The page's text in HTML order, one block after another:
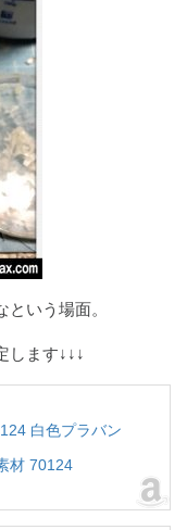
いう場面。
します↓↓↓
白色プラバン
材 70124